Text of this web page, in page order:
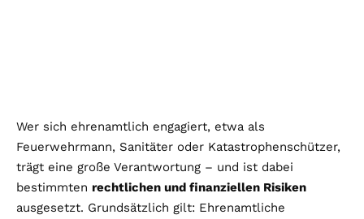
Wer sich ehrenamtlich engagiert, etwa als
Feuerwehrmann, Sanitäter oder Katastrophenschützer,
trägt eine große Verantwortung – und ist dabei
bestimmten rechtlichen und finanziellen Risiken
ausgesetzt. Grundsätzlich gilt: Ehrenamtliche